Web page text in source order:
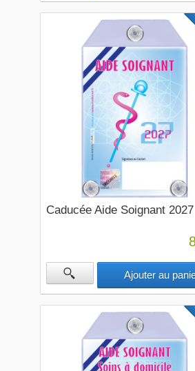
Caducée Aide Soignant 2027
Ajouter au